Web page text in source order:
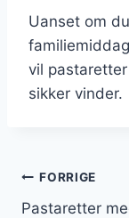
Uanset om
vil
sikker vinder.
FORRIGE
Pastaretter